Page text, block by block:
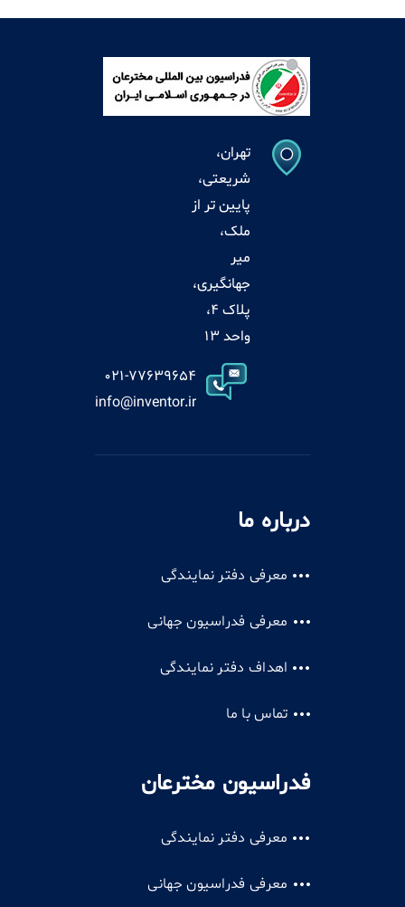
تهران،
شریعتی،
پایین تر از
ملک،
میر
جهانگیری،
پلاک 4،
واحد 13
021-77639654
info@inventor.ir
درباره ما
معرفی دفتر نمایندگی
معرفی فدراسیون جهانی
اهداف دفتر نمایندگی
تماس با ما
فدراسیون مخترعان
معرفی دفتر نمایندگی
معرفی فدراسیون جهانی